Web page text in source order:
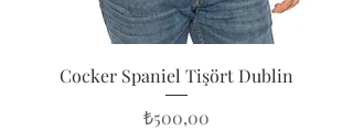
Cocker Spaniel Tişört Dublin
Fiyat
₺500,00